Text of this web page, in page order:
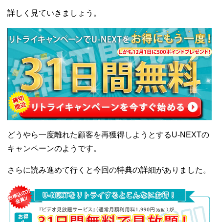
詳しく見ていきましょう。
どうやら一度離れた顧客を再獲得しようとするU-NEXTの
キャンペーンのようです。
さらに読み進めて行くと今回の特典の詳細がありました。